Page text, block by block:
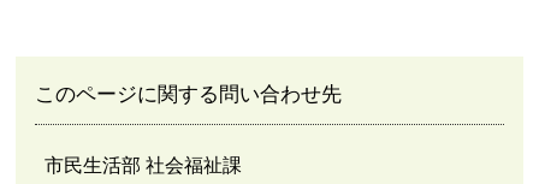
このページに関する問い合わせ先
市民生活部 社会福祉課